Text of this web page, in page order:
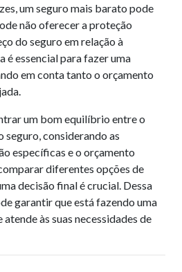
um seguro mais barato pode
não oferecer a proteção
do seguro em relação à
é essencial para fazer uma
em conta tanto o orçamento
um bom equilíbrio entre o
seguro, considerando as
específicas e o orçamento
diferentes opções de
decisão final é crucial. Dessa
garantir que está fazendo uma
às suas necessidades de